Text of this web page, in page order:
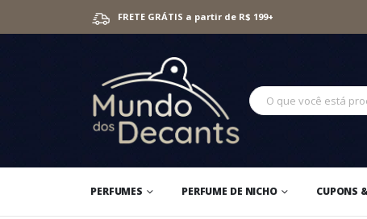
FRETE GRÁTIS a partir de R$ 199+
PERFUMES PERFUME DE NICHO CUPONS